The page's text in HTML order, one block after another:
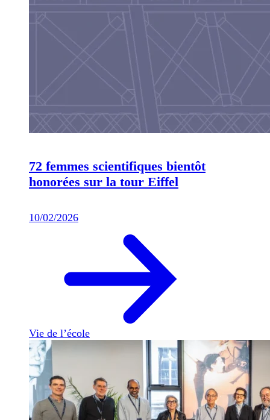
72 femmes scientifiques bientôt
honorées sur la tour Eiffel
10/02/2026
Vie de l’école